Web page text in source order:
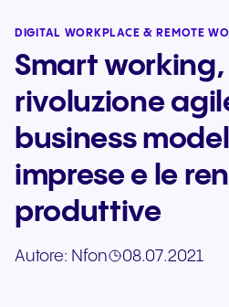
DIGITAL WORKPLACE & REMOTE
Smart working,
rivoluzione
business
imprese e le
produttive
Autore: Nfon 08.07.2021